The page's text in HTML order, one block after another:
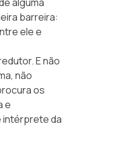
barreira:
ele e
E não
não
os
e
intérprete da